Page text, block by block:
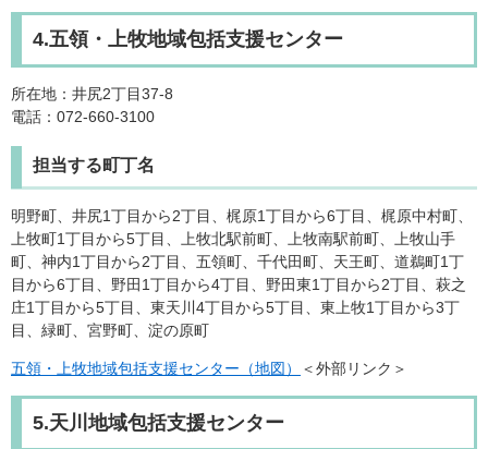
4.五領・上牧地域包括支援センター
所在地：井尻2丁目37-8
電話：072-660-3100
担当する町丁名
明野町、井尻1丁目から2丁目、梶原1丁目から6丁目、梶原中村町、
上牧町1丁目から5丁目、上牧北駅前町、上牧南駅前町、上牧山手
町、神内1丁目から2丁目、五領町、千代田町、天王町、道鵜町1丁
目から6丁目、野田1丁目から4丁目、野田東1丁目から2丁目、萩之
庄1丁目から5丁目、東天川4丁目から5丁目、東上牧1丁目から3丁
目、緑町、宮野町、淀の原町
五領・上牧地域包括支援センター（地図） ＜外部リンク＞
5.天川地域包括支援センター